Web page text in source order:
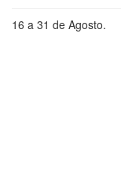
16 a 31 de Agosto.